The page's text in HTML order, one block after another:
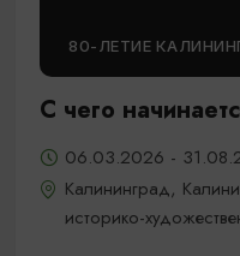
80-ЛЕТИЕ
С чего
06.03.2026 -
Калининград,
историко-